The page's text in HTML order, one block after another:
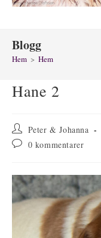
Blogg
Hem > Hem
Hane 2
Inläggsförfattare:
Peter & Johanna
Kommentarer
0 kommentarer